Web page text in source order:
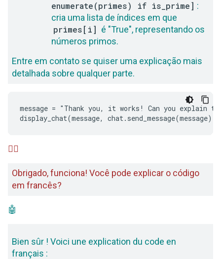
enumerate(primes) if is_prime] :
cria uma lista de índices em que
primes[i] é "True", representando os
números primos.
Entre em contato se quiser uma explicação mais
detalhada sobre qualquer parte.
message = "Thank you, it works! Can you explain
🙋‍♂️
Obrigado, funciona! Você pode explicar o código
em francês?
🤖
Bien sûr ! Voici une explication du code en
français :